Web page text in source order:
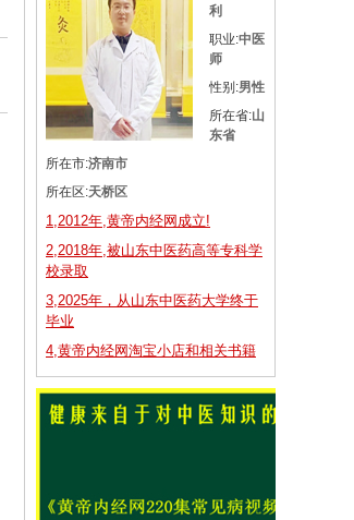
利
职业:中医
师
性别:男性
所在省:山
东省
所在市:济南市
所在区:天桥区
1,2012年,黄帝内经网成立!
2,2018年,被山东中医药高等专科学
校录取
3,2025年，从山东中医药大学终于
毕业
4,黄帝内经网淘宝小店和相关书籍